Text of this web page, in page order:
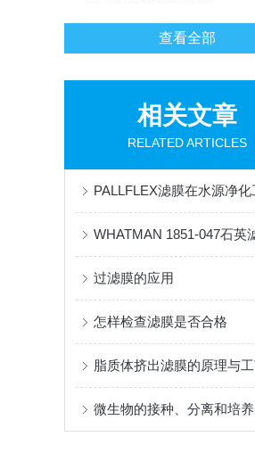
查看全部
相关文章
RELATED ARTICLES
过滤膜的应用
怎样检查滤膜是否合格
微生物的接种、分离和培养